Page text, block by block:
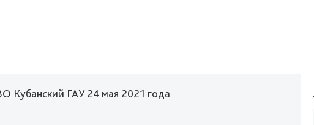
Кубанский ГАУ 24 мая 2021 года